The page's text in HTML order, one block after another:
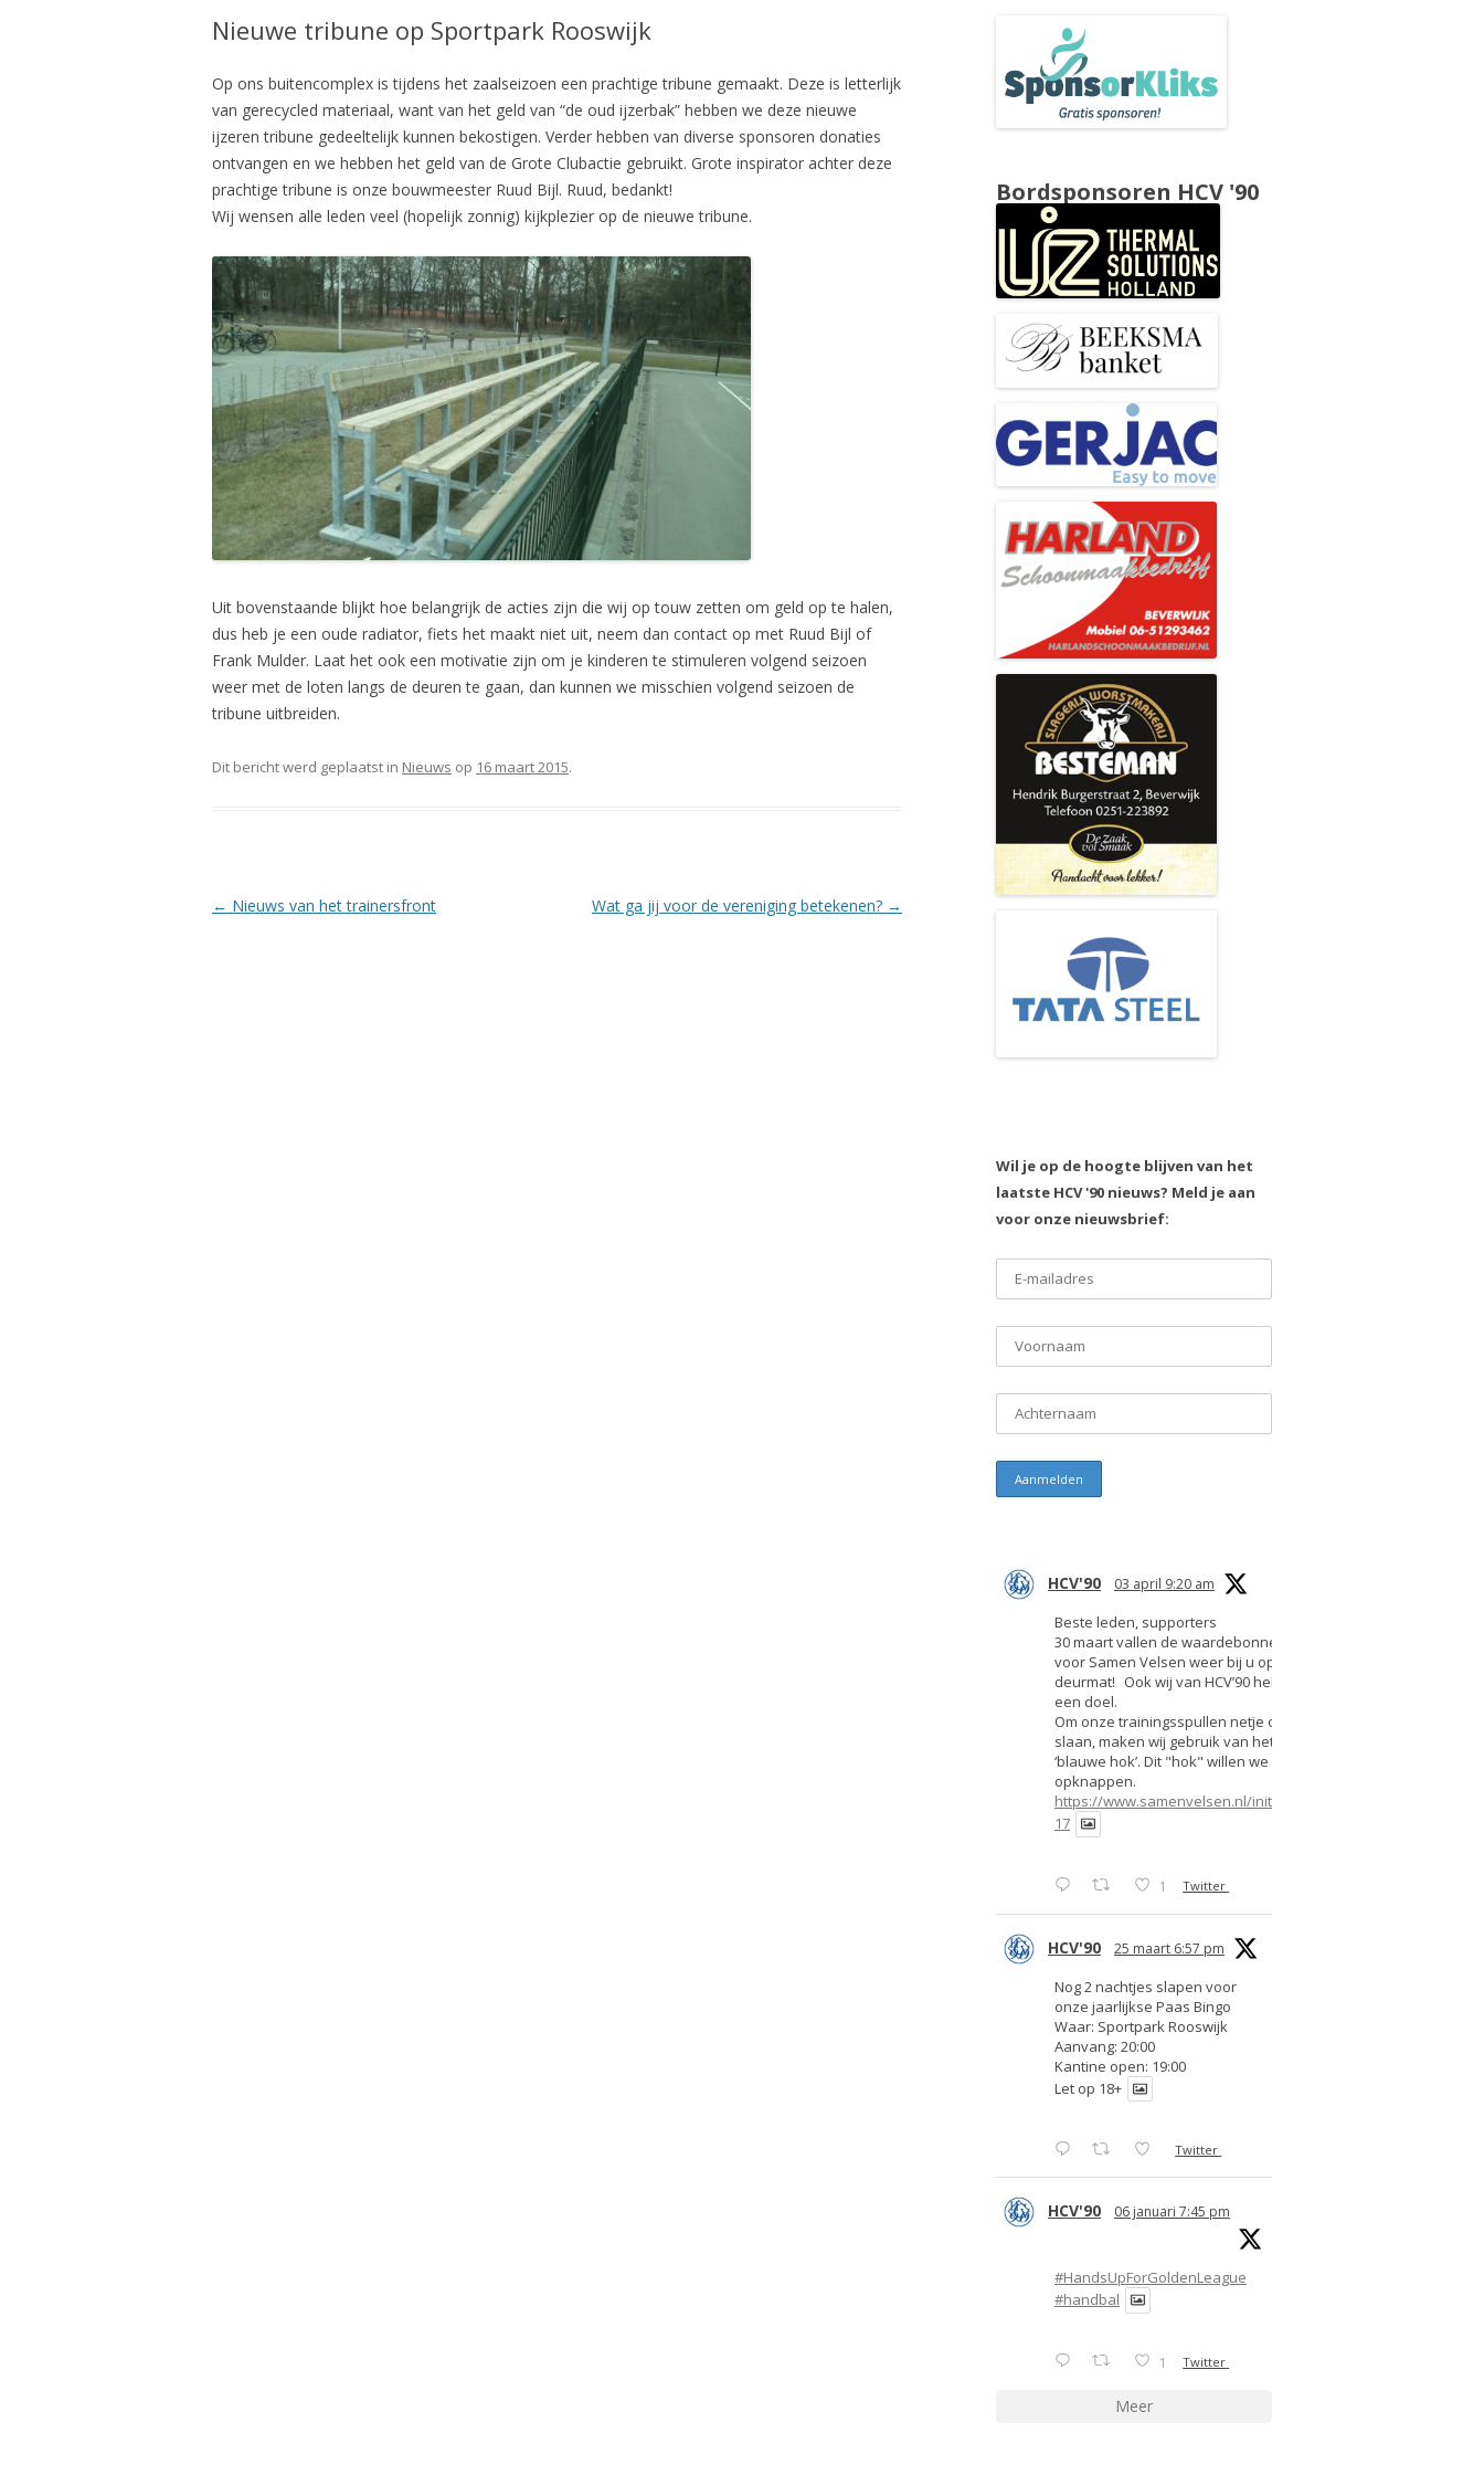
Nieuwe tribune op Sportpark Rooswijk
Op ons buitencomplex is tijdens het zaalseizoen een prachtige tribune gemaakt. Deze is letterlijk
van gerecycled materiaal, want van het geld van “de oud ijzerbak” hebben we deze nieuwe
ijzeren tribune gedeeltelijk kunnen bekostigen. Verder hebben van diverse sponsoren donaties
ontvangen en we hebben het geld van de Grote Clubactie gebruikt. Grote inspirator achter deze
prachtige tribune is onze bouwmeester Ruud Bijl. Ruud, bedankt!
Wij wensen alle leden veel (hopelijk zonnig) kijkplezier op de nieuwe tribune.
Uit bovenstaande blijkt hoe belangrijk de acties zijn die wij op touw zetten om geld op te halen,
dus heb je een oude radiator, fiets het maakt niet uit, neem dan contact op met Ruud Bijl of
Frank Mulder. Laat het ook een motivatie zijn om je kinderen te stimuleren volgend seizoen
weer met de loten langs de deuren te gaan, dan kunnen we misschien volgend seizoen de
tribune uitbreiden.
Dit bericht werd geplaatst in Nieuws op 16 maart 2015.
Berichtnavigatie
← Nieuws van het trainersfront Wat ga jij voor de vereniging betekenen? →
Bordsponsoren HCV '90
Wil je op de hoogte blijven van het
laatste HCV '90 nieuws? Meld je aan
voor onze nieuwsbrief:
HCV'90 03 april 9:20 am
Beste leden, supporters
30 maart vallen de waardebonnen
voor Samen Velsen weer bij u op de
deurmat! Ook wij van HCV’90 hebben
een doel.
Om onze trainingsspullen netje op te
slaan, maken wij gebruik van het
‘blauwe hok’. Dit "hok" willen we
opknappen.
https://www.samenvelsen.nl/initiatief/2
17
1 Twitter
HCV'90 25 maart 6:57 pm
Nog 2 nachtjes slapen voor
onze jaarlijkse Paas Bingo
Waar: Sportpark Rooswijk
Aanvang: 20:00
Kantine open: 19:00
Let op 18+
Twitter
HCV'90 06 januari 7:45 pm
#HandsUpForGoldenLeague
#handbal
1 Twitter
Meer